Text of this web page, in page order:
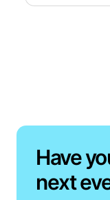
Have
next